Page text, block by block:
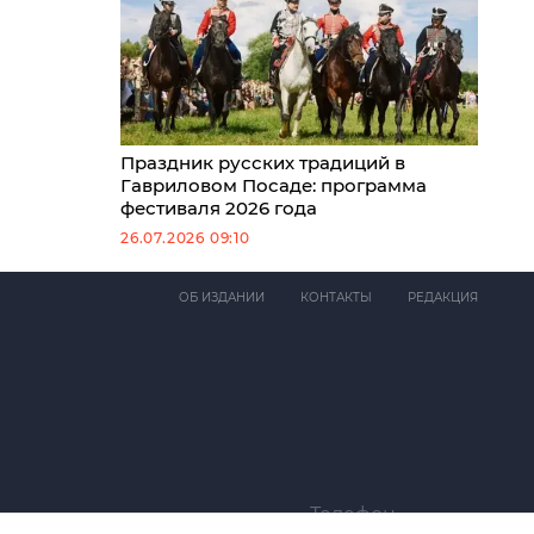
Праздник русских традиций в
Гавриловом Посаде: программа
фестиваля 2026 года
26.07.2026 09:10
ОБ ИЗДАНИИ КОНТАКТЫ РЕДАКЦИЯ
Телефон